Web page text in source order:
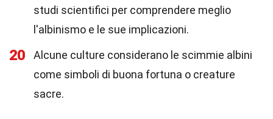
studi scientifici per comprendere meglio
l'albinismo e le sue implicazioni.
20
Alcune culture considerano le scimmie albini
come simboli di buona fortuna o creature
sacre.